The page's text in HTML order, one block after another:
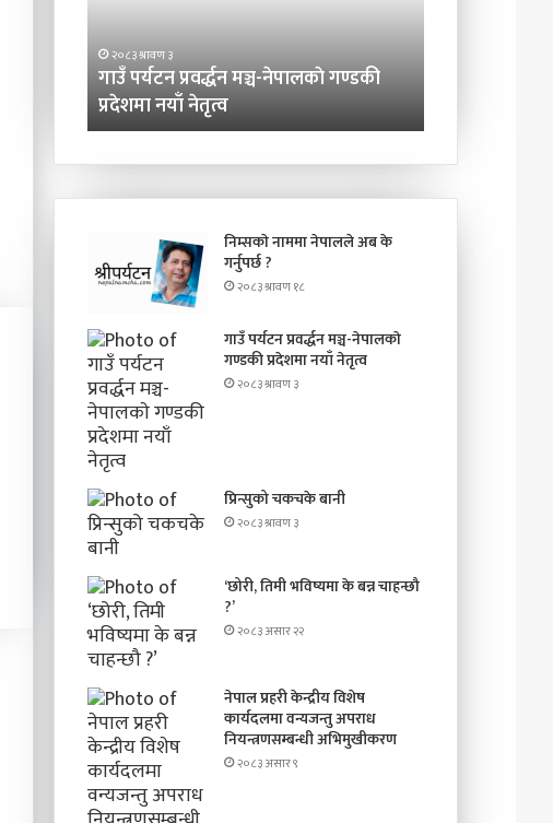
गण्डकी
प्रदेशमा
नयाँ
नेतृत्व
२०८३ श्रावण ३
गाउँ पर्यटन प्रवर्द्धन मञ्च-नेपालकाे गण्डकी
प्रदेशमा नयाँ नेतृत्व
निम्सकाे नाममा नेपालले अब के
गर्नुपर्छ ?
२०८३ श्रावण १८
गाउँ पर्यटन प्रवर्द्धन मञ्च-नेपालकाे
गण्डकी प्रदेशमा नयाँ नेतृत्व
२०८३ श्रावण ३
प्रिन्सुको चकचके बानी
२०८३ श्रावण ३
‘छोरी, तिमी भविष्यमा के बन्न चाहन्छौ
?’
२०८३ असार २२
नेपाल प्रहरी केन्द्रीय विशेष
कार्यदलमा वन्यजन्तु अपराध
नियन्त्रणसम्बन्धी अभिमुखीकरण
२०८३ असार ९